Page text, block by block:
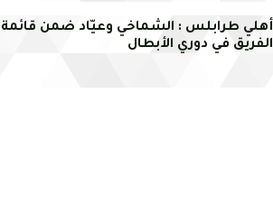
أهلي طرابلس : الشماخي وعيّاد ضمن قائمة
الفريق في دوري الأبطال